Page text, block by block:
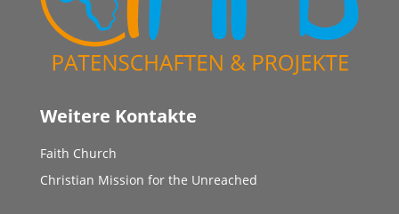
Weitere Kontakte
Faith Church
Christian Mission for the Unreached